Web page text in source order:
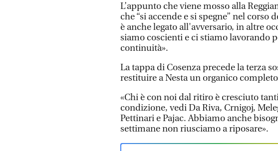
L’appunto che viene mosso alla
che “si accende e si spegne” nel corso
è anche legato all'avversario, in altre
siamo coscienti e ci stiamo lavorando
continuità».
La tappa di Cosenza precede la terza
restituire a Nesta un organico
«Chi è con noi dal ritiro è cresciuto
condizione, vedi Da Riva, Crnigoj,
Pettinari e Pajac. Abbiamo anche
settimane non riusciamo a riposare».